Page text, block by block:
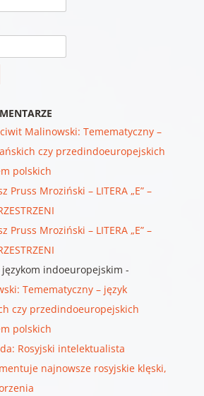
Malinowski: Temematyczny –
czy przedindoeuropejskich
polskich
Pruss Mroziński – LITERA „E” –
Pruss Mroziński – LITERA „E” –
językom indoeuropejskim -
Temematyczny – język
czy przedindoeuropejskich
polskich
Rosyjski intelektualista
najnowsze rosyjskie klęski,